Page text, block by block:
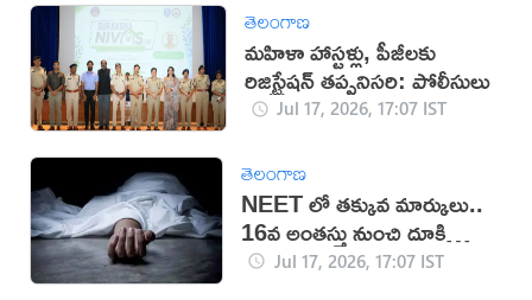
తెలంగాణ
మహిళా హాస్టళ్లు, పీజీలకు
రిజిస్ట్రేషన్ తప్పనిసరి: పోలీసులు
Jul 17, 2026, 17:07 IST
తెలంగాణ
NEET లో తక్కువ మార్కులు..
16వ అంతస్తు నుంచి దూకి
ఆత్మహత్య
Jul 17, 2026, 17:07 IST